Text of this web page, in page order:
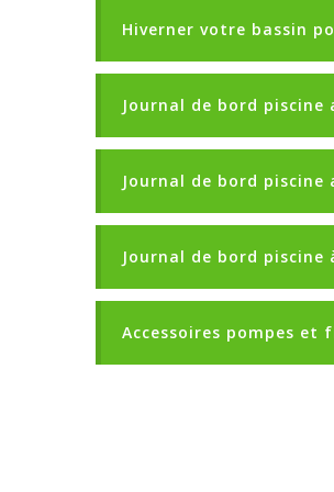
Hiverner votre bassin
Journal de bord piscine
Journal de bord piscine
Journal de bord
Accessoires pompes